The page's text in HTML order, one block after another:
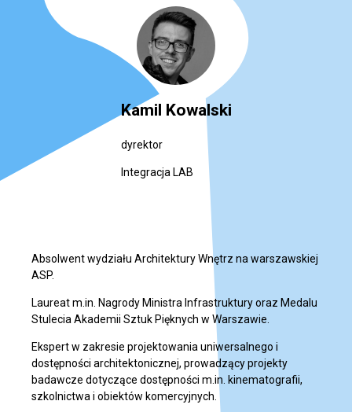
Kamil Kowalski
dyrektor
Integracja LAB
Absolwent wydziału Architektury Wnętrz na warszawskiej
ASP.
Laureat m.in. Nagrody Ministra Infrastruktury oraz Medalu
Stulecia Akademii Sztuk Pięknych w Warszawie.
Ekspert w zakresie projektowania uniwersalnego i
dostępności architektonicznej, prowadzący projekty
badawcze dotyczące dostępności m.in. kinematografii,
szkolnictwa i obiektów komercyjnych.